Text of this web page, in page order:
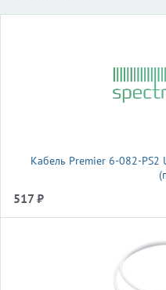
Кабель Premier 6-082-PS2
517 ₽